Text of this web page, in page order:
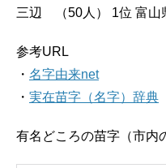
三辺 （50人） 1位 富山
参考URL
・ 名字由来net
・ 実在苗字（名字）辞典
有名どころの苗字（市内